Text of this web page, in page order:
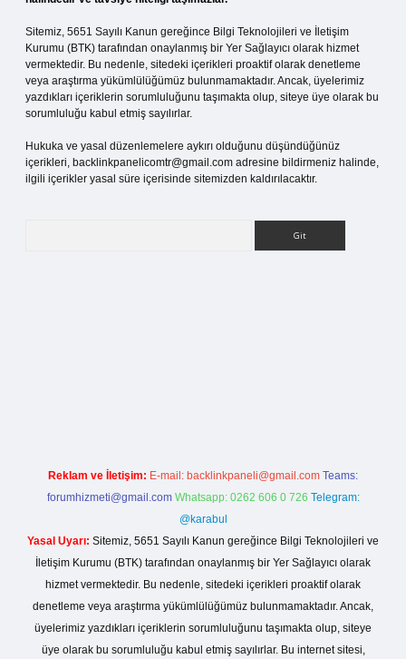
Sitemiz, 5651 Sayılı Kanun gereğince Bilgi Teknolojileri ve İletişim
Kurumu (BTK) tarafından onaylanmış bir Yer Sağlayıcı olarak hizmet
vermektedir. Bu nedenle, sitedeki içerikleri proaktif olarak denetleme
veya araştırma yükümlülüğümüz bulunmamaktadır. Ancak, üyelerimiz
yazdıkları içeriklerin sorumluluğunu taşımakta olup, siteye üye olarak bu
sorumluluğu kabul etmiş sayılırlar.
Hukuka ve yasal düzenlemelere aykırı olduğunu düşündüğünüz
içerikleri, backlinkpanelicomtr@gmail.com adresine bildirmeniz halinde,
ilgili içerikler yasal süre içerisinde sitemizden kaldırılacaktır.
Reklam ve İletişim: E-mail: backlinkpaneli@gmail.com Teams:
forumhizmeti@gmail.com Whatsapp: 0262 606 0 726 Telegram:
@karabul
Yasal Uyarı: Sitemiz, 5651 Sayılı Kanun gereğince Bilgi Teknolojileri ve
İletişim Kurumu (BTK) tarafından onaylanmış bir Yer Sağlayıcı olarak
hizmet vermektedir. Bu nedenle, sitedeki içerikleri proaktif olarak
denetleme veya araştırma yükümlülüğümüz bulunmamaktadır. Ancak,
üyelerimiz yazdıkları içeriklerin sorumluluğunu taşımakta olup, siteye
üye olarak bu sorumluluğu kabul etmiş sayılırlar. Bu internet sitesi,